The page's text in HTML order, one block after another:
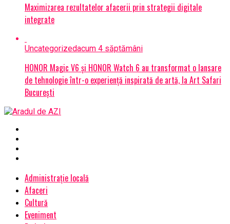
Maximizarea rezultatelor afacerii prin strategii digitale
integrate
Uncategorizedacum 4 săptămâni
HONOR Magic V6 și HONOR Watch 6 au transformat o lansare
de tehnologie într-o experiență inspirată de artă, la Art Safari
București
Administrație locală
Afaceri
Cultură
Eveniment